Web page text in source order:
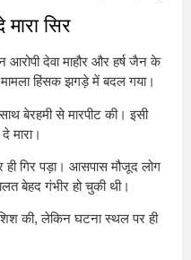
सिर
आरोपी देवा माहौर और हर्ष जैन के
हिंसक झगड़े में बदल गया।
बेरहमी से मारपीट की। इसी
मारा।
गिर पड़ा। आसपास मौजूद लोग
बेहद गंभीर हो चुकी थी।
की, लेकिन घटना स्थल पर ही